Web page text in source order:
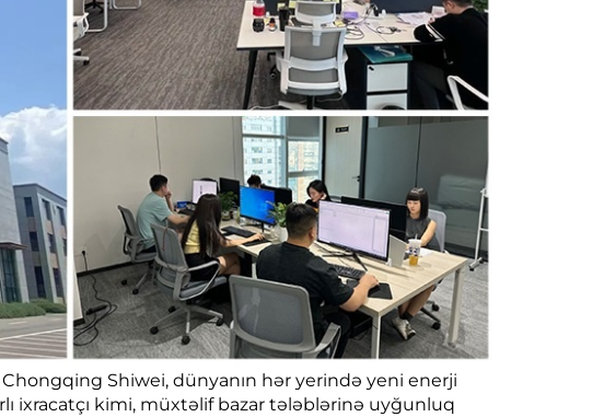
Shiwei, dünyanın hər yerində yeni enerji
ixracatçı kimi, müxtəlif bazar tələblərinə uyğunluq